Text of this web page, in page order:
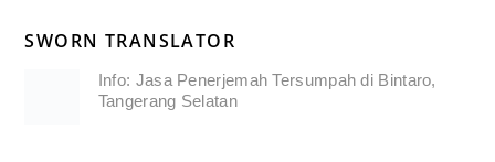
SWORN TRANSLATOR
Info: Jasa Penerjemah Tersumpah di Bintaro,
Tangerang Selatan